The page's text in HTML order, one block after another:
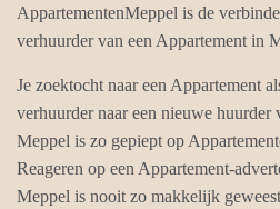
AppartementenMeppel is de
verhuurder van een Appartement in
Je zoektocht naar een Appartement
verhuurder naar een nieuwe huurder
Meppel is zo gepiept op
Reageren op een Appartement-
Meppel is nooit zo makkelijk